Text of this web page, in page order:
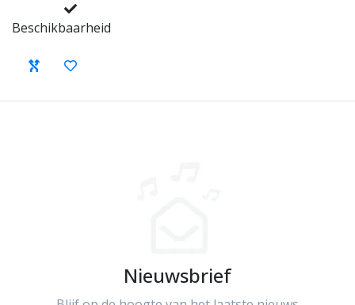
Beschikbaarheid
Nieuwsbrief